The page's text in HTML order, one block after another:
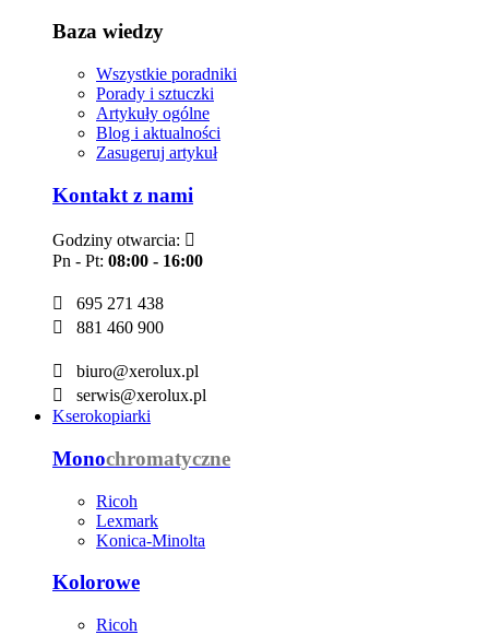
Baza wiedzy
Wszystkie poradniki
Porady i sztuczki
Artykuły ogólne
Blog i aktualności
Zasugeruj artykuł
Kontakt z nami
Godziny otwarcia: 
Pn - Pt: 08:00 - 16:00

695 271 438

881 460 900

biuro@xerolux.pl

serwis@xerolux.pl
Kserokopiarki
Monochromatyczne
Ricoh
Lexmark
Konica-Minolta
Kolorowe
Ricoh